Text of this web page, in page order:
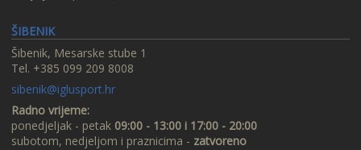
ŠIBENIK
Šibenik, Mesarske stube 1
Tel. +385 099 209 8008
sibenik@iglusport.hr
Radno vrijeme:
ponedjeljak - petak 09:00 - 13:00 i 17:00 - 20:00
subotom, nedjeljom i praznicima - zatvoreno